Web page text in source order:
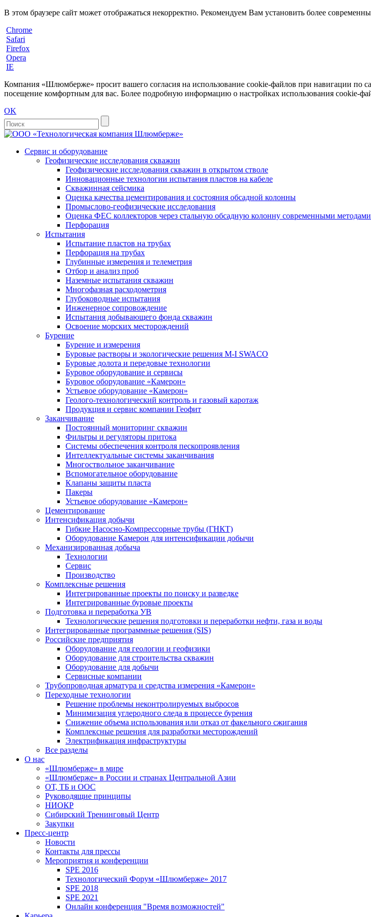
В этом браузере сайт может отображаться некорректно. Рекомендуем Вам установить более
Chrome
Safari
Firefox
Opera
IE
Компания «Шлюмберже» просит вашего согласия на использование cookie-файлов при навигации по
посещение комфортным для вас. Более подробную информацию о настройках использования cookie-
OK
Сервис и оборудование
Геофизические исследования скважин
Геофизические исследования скважин в открытом стволе
Инновационные технологии испытания пластов на кабеле
Скважинная сейсмика
Оценка качества цементирования и состояния обсадной колонны
Промыслово-геофизические исследования
Оценка ФЕС коллекторов через стальную обсадную колонну современными
Перфорация
Испытания
Испытание пластов на трубах
Перфорация на трубах
Глубинные измерения и телеметрия
Отбор и анализ проб
Наземные испытания скважин
Многофазная расходометрия
Глубоководные испытания
Инженерное сопровождение
Испытания добывающего фонда скважин
Освоение морских месторождений
Бурение
Бурение и измерения
Буровые растворы и экологические решения M-I SWACO
Буровые долота и передовые технологии
Буровое оборудование и сервисы
Буровое оборудование «Камерон»
Устьевое оборудование «Камерон»
Геолого-технологический контроль и газовый каротаж
Продукция и сервис компании Геофит
Заканчивание
Постоянный мониторинг скважин
Фильтры и регуляторы притока
Cистемы обеспечения контроля пескопроявления
Интеллектуальные системы заканчивания
Многоствольное заканчивание
Вспомогательное оборудование
Клапаны защиты пласта
Пакеры
Устьевое оборудование «Камерон»
Цементирование
Интенсификация добычи
Гибкие Насосно-Компрессорные трубы (ГНКТ)
Оборудование Камерон для интенсификации добычи
Механизированная добыча
Технологии
Сервис
Производство
Комплексные решения
Интегрированные проекты по поиску и разведке
Интегрированные буровые проекты
Подготовка и переработка УВ
Технологические решения подготовки и переработки нефти, газа и воды
Интегрированные программные решения (SIS)
Российские предприятия
Оборудование для геологии и геофизики
Оборудование для строительства скважин
Оборудование для добычи
Сервисные компании
Трубопроводная арматура и средства измерения «Камерон»
Переходные технологии
Решение проблемы неконтролируемых выбросов
Минимизация углеродного следа в процессе бурения
Снижение объема использования или отказ от факельного сжигания
Комплексные решения для разработки месторождений
Электрификация инфраструктуры
Все разделы
О нас
«Шлюмберже» в мире
«Шлюмберже» в России и странах Центральной Азии
ОТ, ТБ и ООС
Руководящие принципы
НИОКР
Сибирский Тренинговый Центр
Закупки
Пресс-центр
Новости
Контакты для прессы
Мероприятия и конференции
SPE 2016
Технологический Форум «Шлюмберже» 2017
SPE 2018
SPE 2021
Онлайн конференция "Время возможностей"